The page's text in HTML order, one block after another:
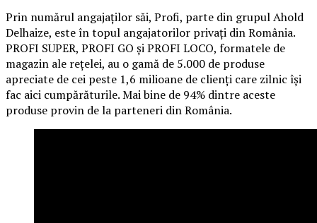
Prin numărul angajaților săi, Profi, parte din grupul Ahold
Delhaize, este în topul angajatorilor privați din România.
PROFI SUPER, PROFI GO și PROFI LOCO, formatele de
magazin ale rețelei, au o gamă de 5.000 de produse
apreciate de cei peste 1,6 milioane de clienți care zilnic își
fac aici cumpărăturile. Mai bine de 94% dintre aceste
produse provin de la parteneri din România.